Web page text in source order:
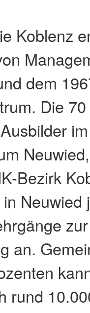
Koblenz
dem
Die
Bezirk
an.
rund